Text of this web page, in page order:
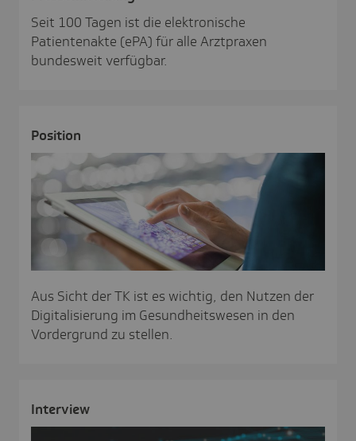
Seit 100 Tagen ist die elektronische
Patientenakte (ePA) für alle Arztpraxen
bundesweit verfügbar.
Posi­tion
Aus Sicht der TK ist es wichtig, den Nutzen der
Digitalisierung im Gesundheitswesen in den
Vordergrund zu stellen.
Inter­view